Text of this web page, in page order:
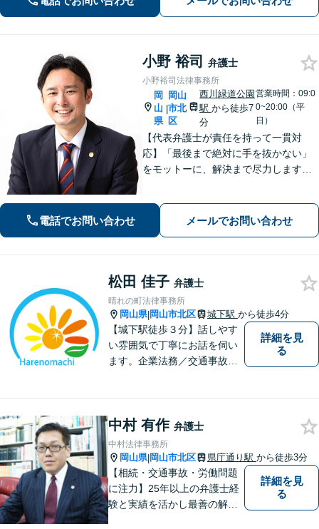
小野 裕司 弁護士
小野裕司法律事務所
岡
山
県
|
岡山
市北
区
西川緑道公園
駅から徒歩7
分
営業時間：09:0
0~20:00（平
日）
【代表弁護士が責任を持って一貫対
応】「最後まで絶対に手を抜かない」
をモットーに、解決まで尽力します
男女問題】講演・勉強会の講師実績あ
り【相続・遺言】士業からの相談実績
電話でお問い合わせ メールでお問い合わせ
松田 佳子 弁護士
晴れの町法律事務所
岡山県|岡山市北区 城下駅 から徒歩4分
【城下駅徒歩３分】話しやす
い雰囲気で丁寧にお話を伺い
ます。企業法務／交通事故／
詳細を見
る
中村 有作 弁護士
中村法律事務所
岡山県|岡山市北区 県庁通り駅 から徒歩3分
【相続・交通事故・労働問題
に注力】25年以上の弁護士経
験と実績を活かし最善の解決
詳細を見
る